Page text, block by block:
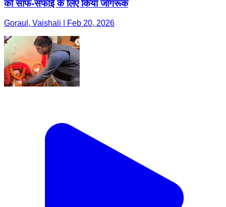
को साफ-सफाई के लिए किया जागरूक
Goraul, Vaishali | Feb 20, 2026